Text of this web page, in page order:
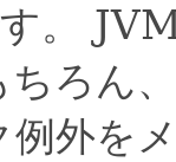
。
ろん
例外を